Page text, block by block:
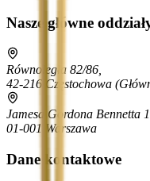
Nasze główne
Równoległa 82/86,
42-216 Częstochowa
Jamesa Gordona Bennetta
01-001 Warszawa
Dane kontaktowe